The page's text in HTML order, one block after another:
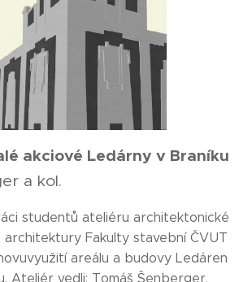
akciové Ledárny v Braníku
a kol.
studentů ateliéru architektonické
Fakulty stavební ČVUT
areálu a budovy Ledáren
Ateliér vedli: Tomáš Šenberger,